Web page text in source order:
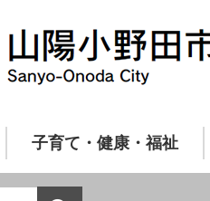
子育て・健康・福祉